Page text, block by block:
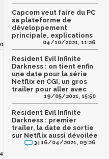
Capcom veut faire du PC
sa plateforme de
développement
principale, explications
04/10/2021, 11:26
Resident Evil Infinite
Darkness : on tient enfin
une date pour la série
Netflix en CGI, un gros
trailer pour aller avec
19/05/2021, 15:50
Resident Evil Infinite
Darkness : premier
trailer, la date de sortie
sur Netflix aussi dévoilée
3 |16/04/2021, 09:26